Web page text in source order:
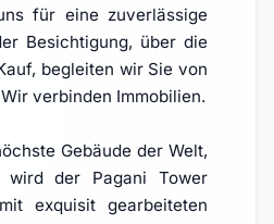
für eine zuverlässige
Besichtigung, über die
begleiten wir Sie von
verbinden Immobilien.
Gebäude der Welt,
der Pagani Tower
exquisit gearbeiteten